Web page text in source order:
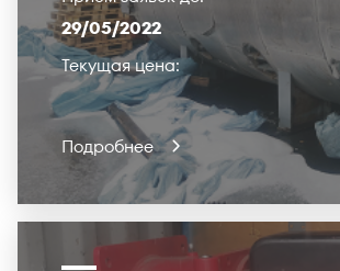
29/05/2022
Текущая цена:
Подробнее